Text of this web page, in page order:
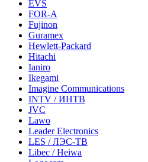
EVS
FOR-A
Fujinon
Guramex
Hewlett-Packard
Hitachi
Ianiro
Ikegami
Imagine Communications
INTV / ИНТВ
JVC
Lawo
Leader Electronics
LES / ЛЭС-ТВ
Libec / Heiwa